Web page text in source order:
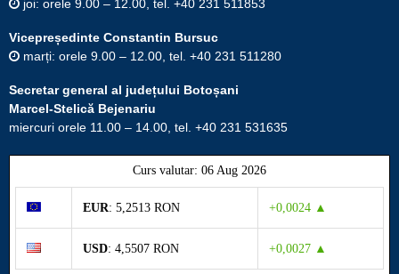
joi: orele 9.00 – 12.00, tel. +40 231 511853
Vicepreședinte Constantin Bursuc
marți: orele 9.00 – 12.00, tel. +40 231 511280
Secretar general al județului Botoșani
Marcel-Stelică Bejenariu
miercuri orele 11.00 – 14.00, tel. +40 231 531635
Curs valutar: 06 Aug 2026
EUR: 5,2513 RON +0,0024 ▲
USD: 4,5507 RON +0,0027 ▲